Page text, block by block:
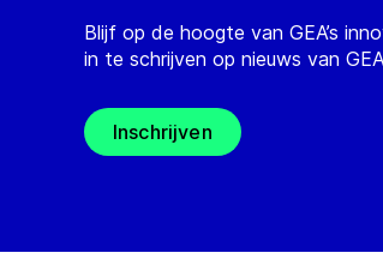
Blijf op de hoogte van GEA’s
in te schrijven op nieuws van
Inschrijven